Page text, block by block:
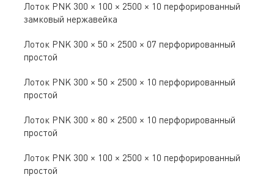
Лоток PNK 300 × 100 × 2500 × 10 перфорированный
замковый нержавейка
Лоток PNK 300 × 50 × 2500 × 07 перфорированный
простой
Лоток PNK 300 × 50 × 2500 × 10 перфорированный
простой
Лоток PNK 300 × 80 × 2500 × 10 перфорированный
простой
Лоток PNK 300 × 100 × 2500 × 10 перфорированный
простой